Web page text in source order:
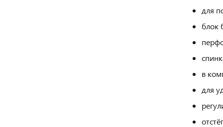
для
блок
в
для